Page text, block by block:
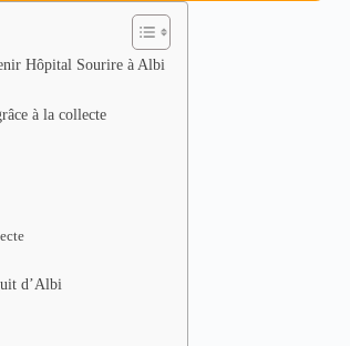
Hôpital Sourire à Albi
à la collecte
d’Albi